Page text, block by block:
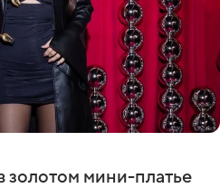
золотом мини-платье